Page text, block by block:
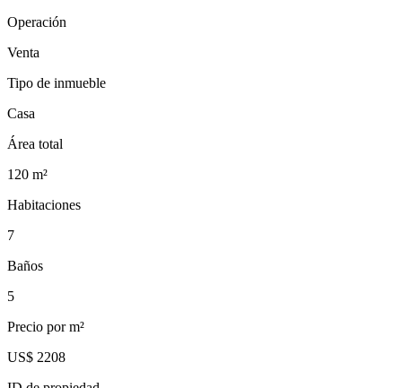
Operación
Venta
Tipo de inmueble
Casa
Área total
120 m²
Habitaciones
7
Baños
5
Precio por m²
US$ 2208